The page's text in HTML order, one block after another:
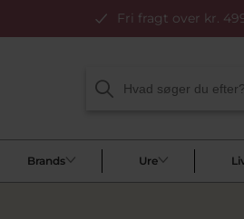
Fri fragt over kr.
Brands Ure